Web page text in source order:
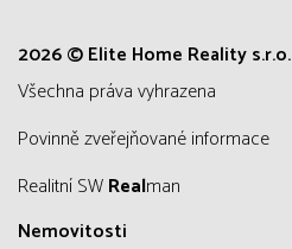
2026 © Elite Home Reality s.r.o.
všechna práva vyhrazena
Povinně zveřejňované informace
Realitní SWRealman
Nemovitosti